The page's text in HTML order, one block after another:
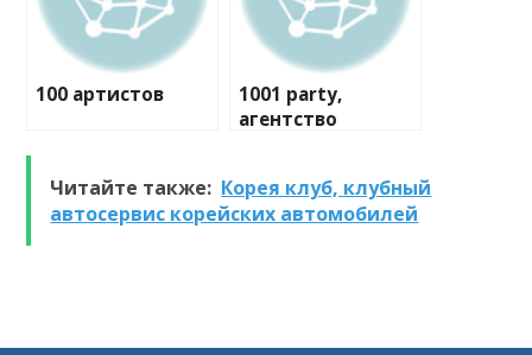
100 артистов
1001 party,
агентство
Читайте также: Корея клуб, клубный
автосервис корейских автомобилей